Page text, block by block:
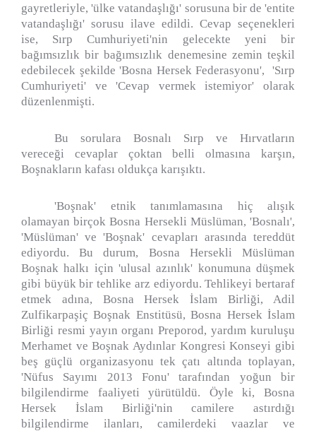
gayretleriyle, 'ülke vatandaşlığı' sorusuna bir de 'entite
vatandaşlığı' sorusu ilave edildi. Cevap seçenekleri
ise, Sırp Cumhuriyeti'nin gelecekte yeni bir
bağımsızlık bir bağımsızlık denemesine zemin teşkil
edebilecek şekilde 'Bosna Hersek Federasyonu',
'Sırp
Cumhuriyeti' ve 'Cevap vermek istemiyor' olarak
düzenlenmişti.
Bu sorulara Bosnalı Sırp ve Hırvatların
vereceği cevaplar çoktan belli olmasına karşın,
Boşnakların kafası oldukça karışıktı.
'Boşnak' etnik tanımlamasına hiç alışık
olamayan birçok Bosna Hersekli Müslüman, 'Bosnalı',
'Müslüman' ve 'Boşnak' cevapları arasında tereddüt
ediyordu. Bu durum, Bosna Hersekli Müslüman
Boşnak halkı için 'ulusal azınlık' konumuna düşmek
gibi büyük bir tehlike arz ediyordu. Tehlikeyi bertaraf
etmek adına, Bosna Hersek İslam Birliği, Adil
Zulfikarpaşiç Boşnak Enstitüsü, Bosna Hersek İslam
Birliği resmi yayın organı Preporod, yardım kuruluşu
Merhamet ve Boşnak Aydınlar Kongresi Konseyi gibi
beş güçlü organizasyonu tek çatı altında toplayan,
'Nüfus Sayımı 2013 Fonu' tarafından yoğun bir
bilgilendirme faaliyeti yürütüldü. Öyle ki, Bosna
Hersek İslam Birliği'nin camilere astırdığı
bilgilendirme ilanları, camilerdeki vaazlar ve